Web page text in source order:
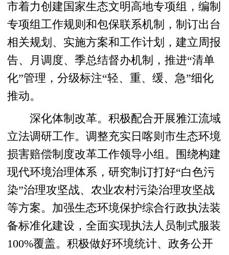
市着力创建国家生态文明高地专项组，编制
专项组工作规则和包保联系机制，制订出台
相关规划、实施方案和工作计划，建立周报
告、月调度、季总结督办机制，推进“清单
化”管理，分级标注“轻、重、缓、急”细化
推动。
深化体制改革。积极配合开展雅江流域
立法调研工作。调整充实日喀则市生态环境
损害赔偿制度改革工作领导小组。围绕构建
现代环境治理体系，研究制订打好“白色污
染”治理攻坚战、农业农村污染治理攻坚战
等方案。加强生态环境保护综合行政执法装
备标准化建设，全面实现执法人员制式服装
100%覆盖。积极做好环境统计、政务公开